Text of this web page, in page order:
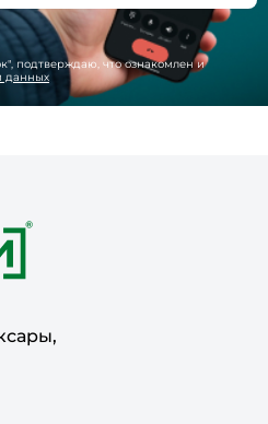
", подтверждаю, что ознакомлен и
данных